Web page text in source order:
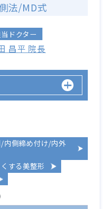
法/MD式
ドクター
昌平 院長
側締め付け/内外
する美整形